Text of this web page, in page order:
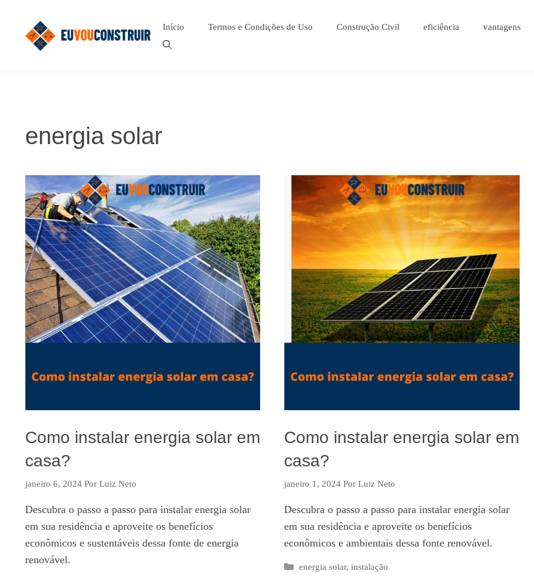
Início Termos e Condições de Uso Construção Civil eficiência vantagens
energia solar
Como instalar energia solar em
casa?
janeiro 6, 2024 Por Luiz Neto
Descubra o passo a passo para instalar energia solar
em sua residência e aproveite os benefícios
econômicos e sustentáveis dessa fonte de energia
renovável.
Como instalar energia solar em
casa?
janeiro 1, 2024 PorLuiz Neto
Descubra o passo a passo para instalar energia solar
em sua residência e aproveite os benefícios
econômicos e ambientais dessa fonte renovável.
Categorias
energia solar, instalação